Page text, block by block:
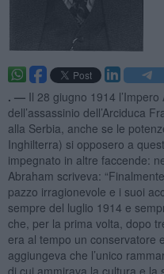
. — Il 28 giugno 1914
dell’assassinio dell’Arciduca
alla Serbia, anche se le
Inghilterra) si opposero a
impegnato in altre faccende:
Abraham scriveva:
pazzo irragionevole e i suoi
sempre del luglio 1914 e
che, per la prima volta, dopo
era al tempo un conservatore
aggiungeva che l’unico
di cui ammirava la cultura e la